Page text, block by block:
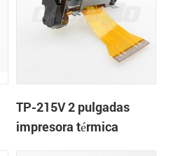
TP-215V 2 pulgadas
impresora térmica